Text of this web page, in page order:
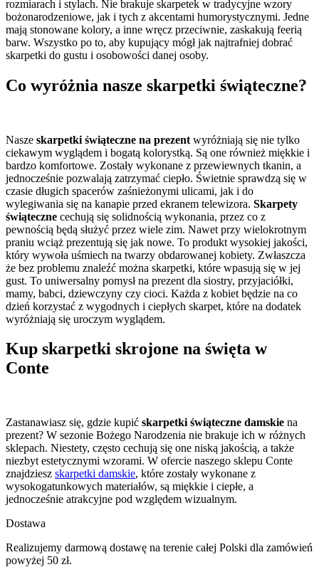
rozmiarach i stylach. Nie brakuje skarpetek w tradycyjne wzory
bożonarodzeniowe, jak i tych z akcentami humorystycznymi. Jedne
mają stonowane kolory, a inne wręcz przeciwnie, zaskakują feerią
barw. Wszystko po to, aby kupujący mógł jak najtrafniej dobrać
skarpetki do gustu i osobowości danej osoby.
Co wyróżnia nasze skarpetki świąteczne?
Nasze skarpetki świąteczne na prezent wyróżniają się nie tylko
ciekawym wyglądem i bogatą kolorystką. Są one również miękkie i
bardzo komfortowe. Zostały wykonane z przewiewnych tkanin, a
jednocześnie pozwalają zatrzymać ciepło. Świetnie sprawdzą się w
czasie długich spacerów zaśnieżonymi ulicami, jak i do
wylegiwania się na kanapie przed ekranem telewizora. Skarpety
świąteczne cechują się solidnością wykonania, przez co z
pewnością będą służyć przez wiele zim. Nawet przy wielokrotnym
praniu wciąż prezentują się jak nowe. To produkt wysokiej jakości,
który wywoła uśmiech na twarzy obdarowanej kobiety. Zwłaszcza
że bez problemu znaleźć można skarpetki, które wpasują się w jej
gust. To uniwersalny pomysł na prezent dla siostry, przyjaciółki,
mamy, babci, dziewczyny czy cioci. Każda z kobiet będzie na co
dzień korzystać z wygodnych i ciepłych skarpet, które na dodatek
wyróżniają się uroczym wyglądem.
Kup skarpetki skrojone na święta w
Conte
Zastanawiasz się, gdzie kupić skarpetki świąteczne damskie na
prezent? W sezonie Bożego Narodzenia nie brakuje ich w różnych
sklepach. Niestety, często cechują się one niską jakością, a także
niezbyt estetycznymi wzorami. W ofercie naszego sklepu Conte
znajdziesz skarpetki damskie, które zostały wykonane z
wysokogatunkowych materiałów, są miękkie i ciepłe, a
jednocześnie atrakcyjne pod względem wizualnym.
Dostawa
Realizujemy darmową dostawę na terenie całej Polski dla zamówień
powyżej 50 zł.